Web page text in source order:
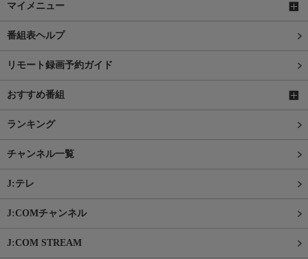
マイメニュー
番組表ヘルプ
リモート録画予約ガイド
おすすめ番組
ランキング
チャンネル一覧
J:テレ
J:COMチャンネル
J:COM STREAM